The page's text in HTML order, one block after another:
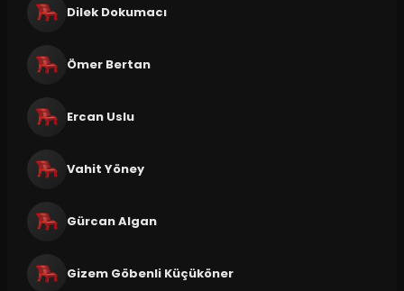
Dilek Dokumacı
Ömer Bertan
Ercan Uslu
Vahit Yöney
Gürcan Algan
Gizem Göbenli Küçüköner